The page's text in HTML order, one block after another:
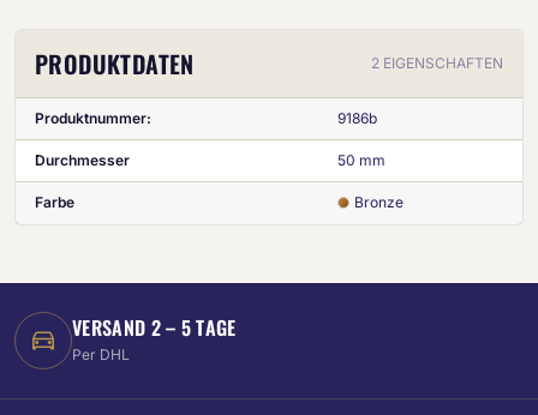
PRODUKTDATEN 2 EIGENSCHAFTEN
Produktnummer: 9186b
Durchmesser 50 mm
Farbe Bronze
VERSAND 2 – 5 TAGE
Per DHL